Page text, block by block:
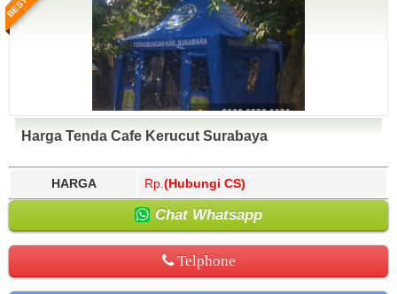
Harga Tenda Cafe Kerucut Surabaya
HARGA Rp. (Hubungi CS)
Chat Whatsapp
Telphone